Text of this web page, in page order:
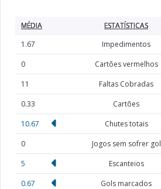
MÉDIA ESTATÍSTICAS
1.67
Impedimentos
0
Cartões vermelhos
11
Faltas Cobradas
0.33
Cartões
10.67
Chutes totais
0
Jogos sem sofrer gol
5
Escanteios
0.67
Gols marcados